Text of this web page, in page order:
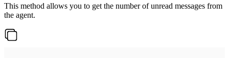
This method allows you to get the number of unread messages from
the agent.